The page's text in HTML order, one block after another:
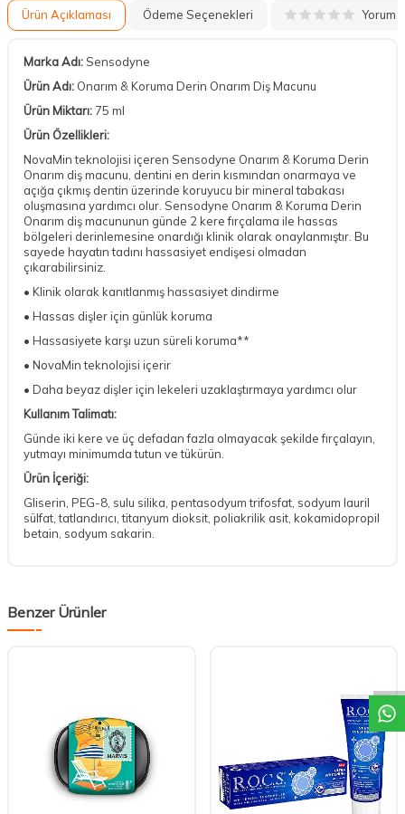
Ürün Açıklaması Ödeme Seçenekleri Yorum
Marka Adı: Sensodyne
Ürün Adı: Onarım & Koruma Derin Onarım Diş Macunu
Ürün Miktarı: 75 ml
Ürün Özellikleri:
NovaMin teknolojisi içeren Sensodyne Onarım & Koruma Derin
Onarım diş macunu, dentini en derin kısmından onarmaya ve
açığa çıkmış dentin üzerinde koruyucu bir mineral tabakası
oluşmasına yardımcı olur. Sensodyne Onarım & Koruma Derin
Onarım diş macununun günde 2 kere fırçalama ile hassas
bölgeleri derinlemesine onardığı klinik olarak onaylanmıştır. Bu
sayede hayatın tadını hassasiyet endişesi olmadan
çıkarabilirsiniz.
• Klinik olarak kanıtlanmış hassasiyet dindirme
• Hassas dişler için günlük koruma
• Hassasiyete karşı uzun süreli koruma**
• NovaMin teknolojisi içerir
• Daha beyaz dişler için lekeleri uzaklaştırmaya yardımcı olur
Kullanım Talimatı:
Günde iki kere ve üç defadan fazla olmayacak şekilde fırçalayın,
yutmayı minimumda tutun ve tükürün.
Ürün İçeriği:
Gliserin, PEG-8, sulu silika, pentasodyum trifosfat, sodyum lauril
sülfat, tatlandırıcı, titanyum dioksit, poliakrilik asit, kokamidopropil
betain, sodyum sakarin.
Benzer Ürünler